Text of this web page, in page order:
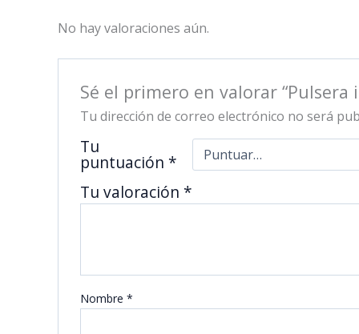
No hay valoraciones aún.
Sé el primero en valorar “Pulsera
Tu dirección de correo electrónico no será
Tu
puntuación *
Tu valoración *
Nombre *